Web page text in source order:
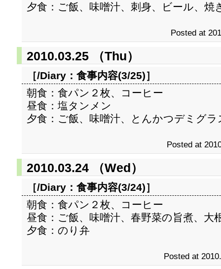
夕食：ご飯、味噌汁、刺身、ビール、焼
Posted at
2010.03.25 （Thu）
［/Diary： 食事内容(3/25)］
朝食：食パン２枚、コーヒー
昼食：塩タンメン
夕食：ご飯、味噌汁、とんかつデミグ
Posted at
2010.03.24 （Wed）
［/Diary： 食事内容(3/24)］
朝食：食パン２枚、コーヒー
昼食：ご飯、味噌汁、春野菜の旨煮、大
夕食：のり弁
Posted at